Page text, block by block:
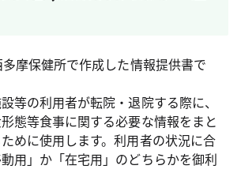
摩保健所で作成した情報提供書で
等の利用者が転院・退院する際に、
態等食事に関する必要な情報をまと
めに使用します。利用者の状況に合
用」か「在宅用」のどちらかを御利